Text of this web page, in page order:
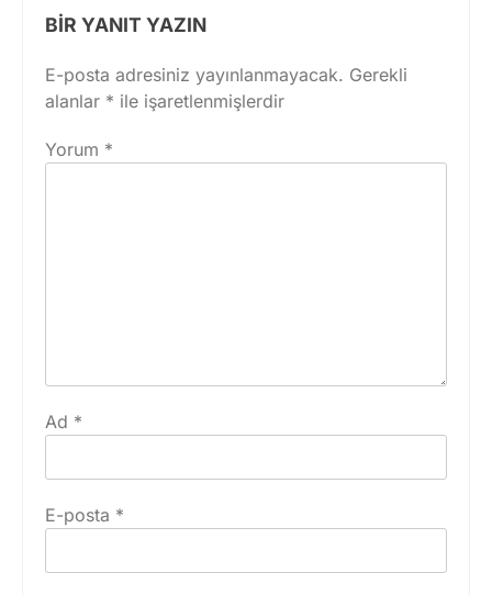
BIR YANIT YAZIN
E-posta adresiniz yayınlanmayacak. Gerekli
alanlar * ile işaretlenmişlerdir
Yorum *
Ad *
E-posta *